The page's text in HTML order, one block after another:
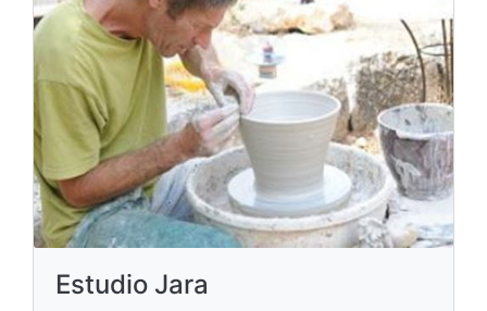
Estudio Jara